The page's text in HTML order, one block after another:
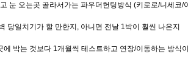
눈 오는곳 골라서가는 파우더헌팅방식 (키로로/니세코/
당일치기가 할 만한지 , 아니면 전날 1박이 훨씬 나은지
에 박는 것보다 1개월씩 테스트하고 연장/이동하는 방식